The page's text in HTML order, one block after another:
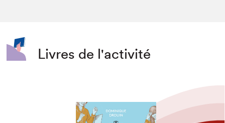
Livres de l'activité